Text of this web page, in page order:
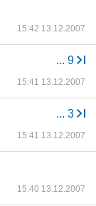
15:42 13.12.2007
... 9
15:41 13.12.2007
... 3
15:41 13.12.2007
15:40 13.12.2007